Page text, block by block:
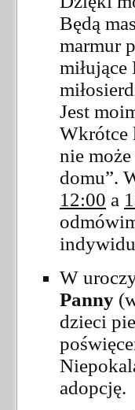
Będą
marmur
Jest
Wkrótce
nie
domu”.
12:00 a
W
Panny
dzieci
adopcję.